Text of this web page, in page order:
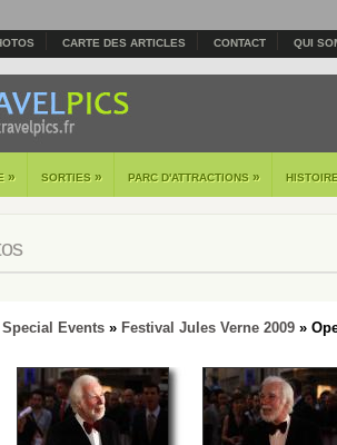
CARTE DES ARTICLES CONTACT QUI
» SORTIES » PARC D'ATTRACTIONS »
Special Events » Festival Jules Verne 2009 »